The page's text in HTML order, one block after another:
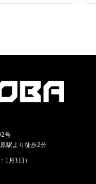
号
駅より徒歩2分
1月1日）